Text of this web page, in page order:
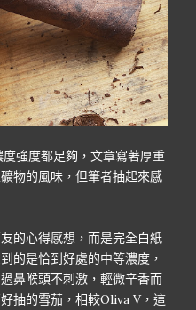
強度都足夠，文章寫著厚重
物的風味，但筆者抽起來感
的心得感想，而是完全白紙
的是恰到好處的中等濃度，
鼻喉頭不刺激，輕微辛香而
抽的雪茄，相較Oliva V，這